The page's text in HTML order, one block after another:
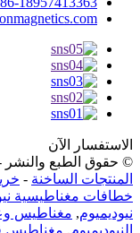
الاستفسار الآن
© حقوق الطبع والنشر - 2010-2023: جميع الحقوق
المنتجات الساخنة -
خطافات مغناطيسية
نيوديميوم, مغناطيس
النيوديميوم, مغناطيس